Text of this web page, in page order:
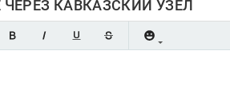
КАВКАЗСКИЙ УЗЕЛ